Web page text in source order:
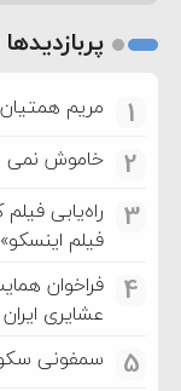
پربازدیدها
1 مریم
2 خاموش نمی
3
راه‌یابی
فیلم
4
فراخوان
عشایری ایران
5 سمفونی